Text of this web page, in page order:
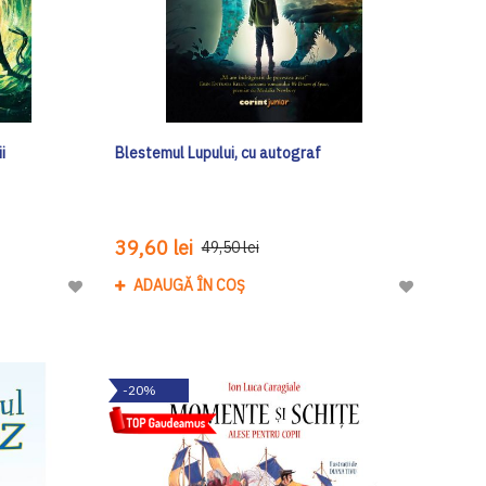
Adaugă
Dorinte
Blestemul Lupului, cu autograf
39,60 lei 49,50 lei
ADAUGĂ ÎN COȘ
Adaugă
-20%